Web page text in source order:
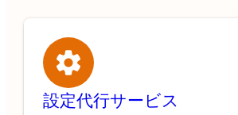
設定代行サービス